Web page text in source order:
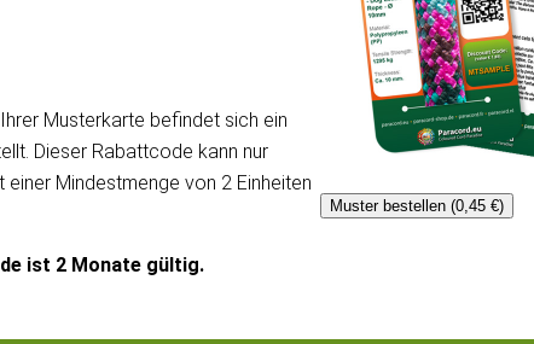
Musterkarte befindet sich ein
Dieser Rabattcode kann nur
Mindestmenge von 2 Einheiten
ist 2 Monate gültig.
Muster bestellen (0,45 €)